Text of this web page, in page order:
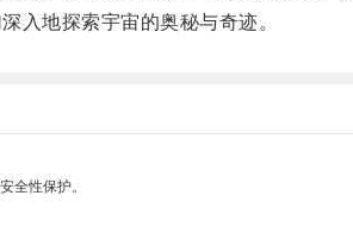
地探索宇宙的奥秘与奇迹。
全性保护。